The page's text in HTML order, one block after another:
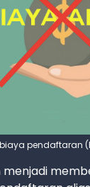
pendaftaran
menjadi